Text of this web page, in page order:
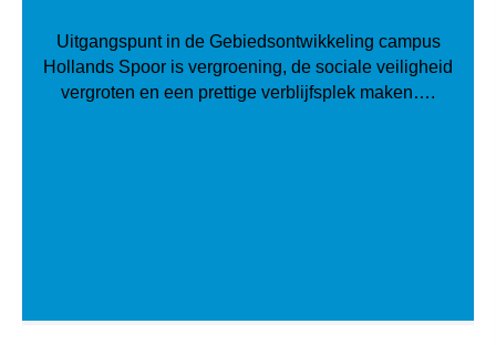
Uitgangspunt in de Gebiedsontwikkeling campus
Hollands Spoor is vergroening, de sociale veiligheid
vergroten en een prettige verblijfsplek maken….